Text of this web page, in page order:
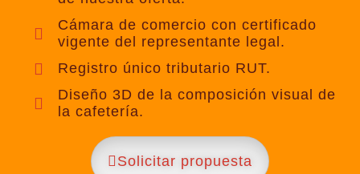
Cámara de comercio con certificado
vigente del representante legal.
Registro único tributario RUT.
Diseño 3D de la composición visual de
la cafetería.
Solicitar propuesta